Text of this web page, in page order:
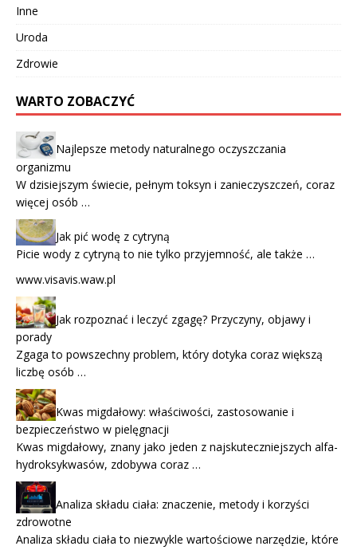
Inne
Uroda
Zdrowie
WARTO ZOBACZYĆ
Najlepsze metody naturalnego oczyszczania
organizmu
W dzisiejszym świecie, pełnym toksyn i zanieczyszczeń, coraz
więcej osób …
Jak pić wodę z cytryną
Picie wody z cytryną to nie tylko przyjemność, ale także …
www.visavis.waw.pl
Jak rozpoznać i leczyć zgagę? Przyczyny, objawy i
porady
Zgaga to powszechny problem, który dotyka coraz większą
liczbę osób …
Kwas migdałowy: właściwości, zastosowanie i
bezpieczeństwo w pielęgnacji
Kwas migdałowy, znany jako jeden z najskuteczniejszych alfa-
hydroksykwasów, zdobywa coraz …
Analiza składu ciała: znaczenie, metody i korzyści
zdrowotne
Analiza składu ciała to niezwykle wartościowe narzędzie, które